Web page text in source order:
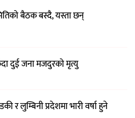
बैठक बस्दै, यस्ता छन्
दुई जना मजदुरको मृत्यु
र लुम्बिनी प्रदेशमा भारी वर्षा हुने